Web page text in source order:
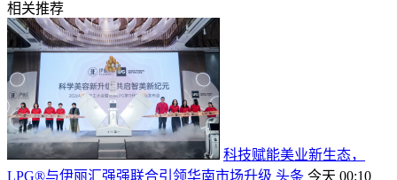
相关推荐
科技赋能美业新生态，
LPG®与伊丽汇强强联合引领华南市场升级 头条 今天 00:10